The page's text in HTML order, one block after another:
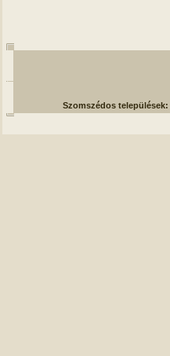
Szomszédos települések: